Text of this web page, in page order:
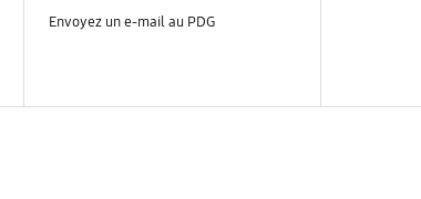
Envoyez un e-mail au PDG